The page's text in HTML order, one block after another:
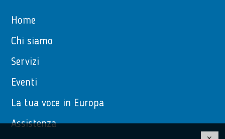
Home
Chi siamo
Servizi
Eventi
La tua voce in Europa
Assistenza